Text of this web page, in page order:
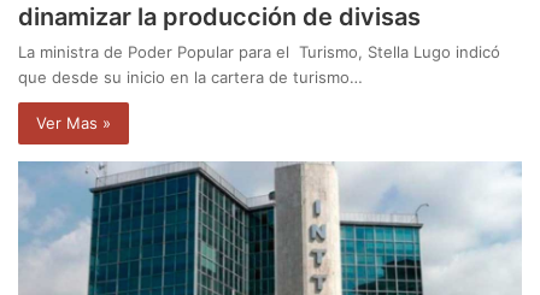
dinamizar la producción de divisas
La ministra de Poder Popular para el Turismo, Stella Lugo indicó
que desde su inicio en la cartera de turismo…
Ver Mas »